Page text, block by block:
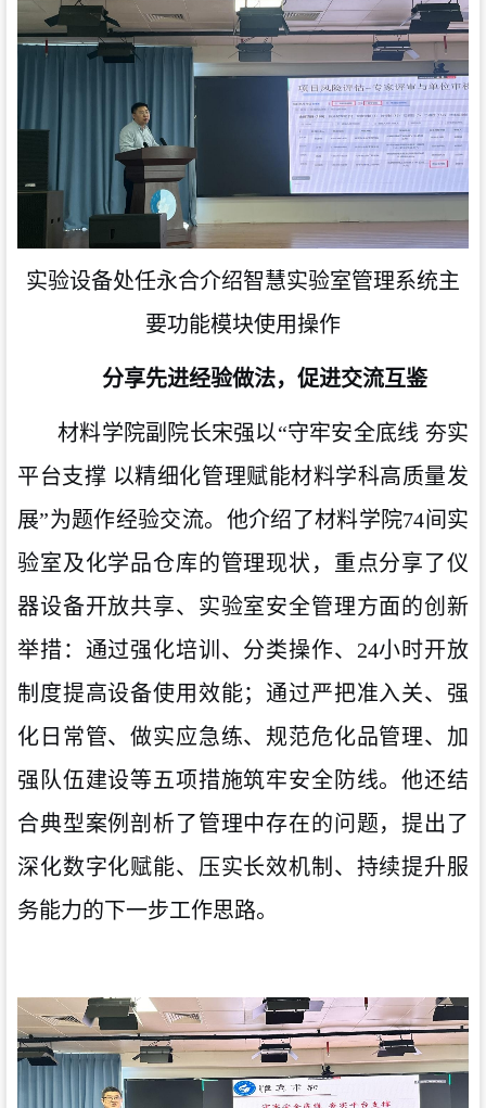
实验设备处任永合介绍智慧实验室管理系统主
要功能模块使用操作
分享先进经验做法，促进交流互鉴
材料学院副院长宋强以“守牢安全底线 夯实
平台支撑 以精细化管理赋能材料学科高质量发
展”为题作经验交流。他介绍了材料学院74间实
验室及化学品仓库的管理现状，重点分享了仪
器设备开放共享、实验室安全管理方面的创新
举措：通过强化培训、分类操作、24小时开放
制度提高设备使用效能；通过严把准入关、强
化日常管、做实应急练、规范危化品管理、加
强队伍建设等五项措施筑牢安全防线。他还结
合典型案例剖析了管理中存在的问题，提出了
深化数字化赋能、压实长效机制、持续提升服
务能力的下一步工作思路。